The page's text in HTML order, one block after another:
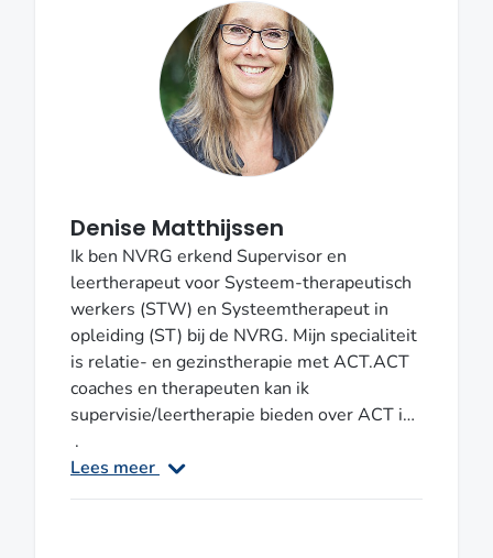
Denise Matthijssen
Ik ben NVRG erkend Supervisor en
leertherapeut voor Systeem-therapeutisch
werkers (STW) en Systeemtherapeut in
opleiding (ST) bij de NVRG. Mijn specialiteit
is relatie- en gezinstherapie met ACT.ACT
coaches en therapeuten kan ik
supervisie/leertherapie bieden over ACT in
begeleiding aan jongeren, ouders en
gezinnen-partners.Supervisie en
leertherapie kan individueel en/of in een
.
Lees meer